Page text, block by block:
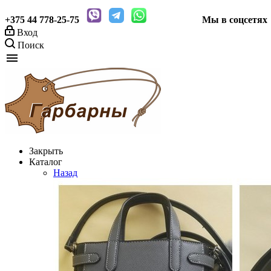
+375 44 778-25-75
Мы в
Вход
Поиск
menu
Закрыть
Каталог
Назад